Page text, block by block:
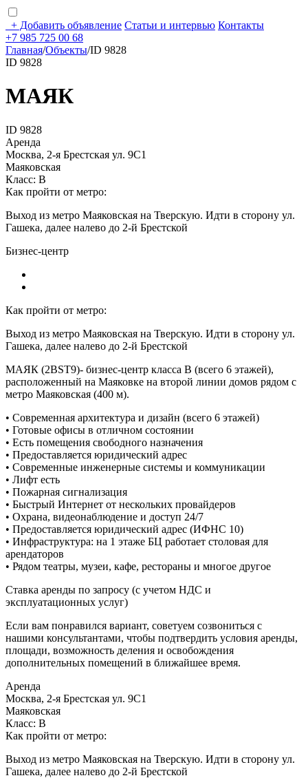
+ Добавить объявление Статьи и интервью Контакты
+7 985 725 00 68
Главная/Объекты/ID 9828
ID 9828
МАЯК
ID 9828
Аренда
Москва, 2-я Брестская ул. 9С1
Маяковская
Класс: В
Как пройти от метро:
Выход из метро Маяковская на Тверскую. Идти в сторону ул.
Гашека, далее налево до 2-й Брестской
Бизнес-центр
Как пройти от метро:
Выход из метро Маяковская на Тверскую. Идти в сторону ул.
Гашека, далее налево до 2-й Брестской
МАЯК (2BST9)- бизнес-центр класса В (всего 6 этажей),
расположенный на Маяковке на второй линии домов рядом с
метро Маяковская (400 м).
• Современная архитектура и дизайн (всего 6 этажей)
• Готовые офисы в отличном состоянии
• Есть помещения свободного назначения
• Предоставляется юридический адрес
• Современные инженерные системы и коммуникации
• Лифт есть
• Пожарная сигнализация
• Быстрый Интернет от нескольких провайдеров
• Охрана, видеонаблюдение и доступ 24/7
• Предоставляется юридический адрес (ИФНС 10)
• Инфраструктура: на 1 этаже БЦ работает столовая для
арендаторов
• Рядом театры, музеи, кафе, рестораны и многое другое
Ставка аренды по запросу (с учетом НДС и
эксплуатационных услуг)
Если вам понравился вариант, советуем созвониться с
нашими консультантами, чтобы подтвердить условия аренды,
площади, возможность деления и освобождения
дополнительных помещений в ближайшее время.
Аренда
Москва, 2-я Брестская ул. 9С1
Маяковская
Класс: В
Как пройти от метро:
Выход из метро Маяковская на Тверскую. Идти в сторону ул.
Гашека, далее налево до 2-й Брестской